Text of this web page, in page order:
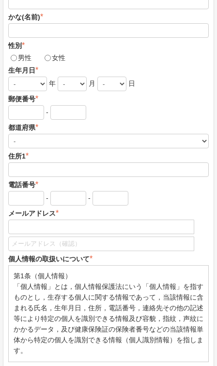
かな(名前)*
性別*
男性
女性
生年月日*
年 月 日
郵便番号*
-
都道府県*
住所1*
電話番号*
- -
メールアドレス*
個人情報の取扱いについて*
第1条（個人情報）
「個人情報」とは，個人情報保護法にいう「個人情報」を指す
ものとし，生存する個人に関する情報であって，当該情報に含
まれる氏名，生年月日，住所，電話番号，連絡先その他の記述
等により特定の個人を識別できる情報及び容貌，指紋，声紋に
かかるデータ，及び健康保険証の保険者番号などの当該情報単
体から特定の個人を識別できる情報（個人識別情報）を指しま
す。